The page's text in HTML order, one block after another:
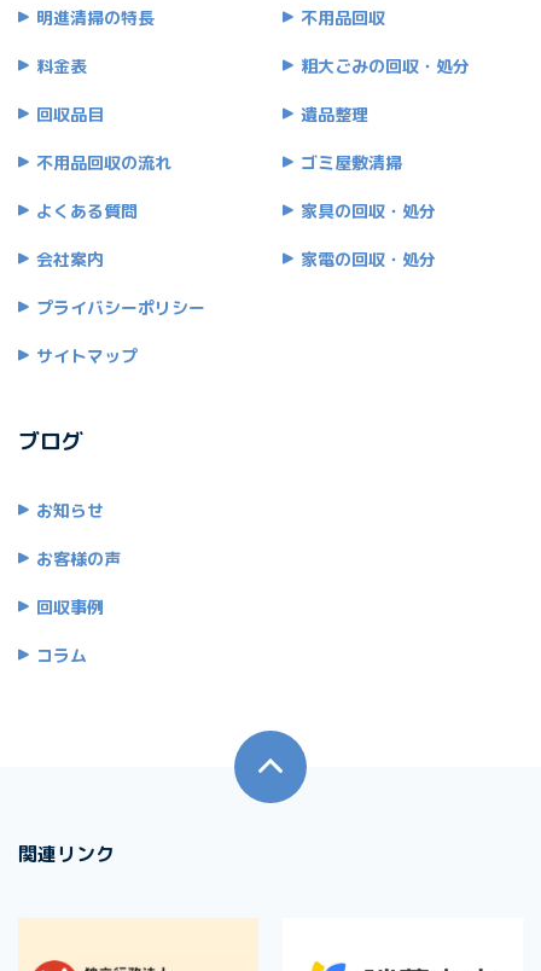
明進清掃の特長
料金表
回収品目
不用品回収の流れ
よくある質問
会社案内
プライバシーポリシー
サイトマップ
不用品回収
粗大ごみの回収・処分
遺品整理
ゴミ屋敷清掃
家具の回収・処分
家電の回収・処分
ブログ
お知らせ
お客様の声
回収事例
コラム
関連リンク